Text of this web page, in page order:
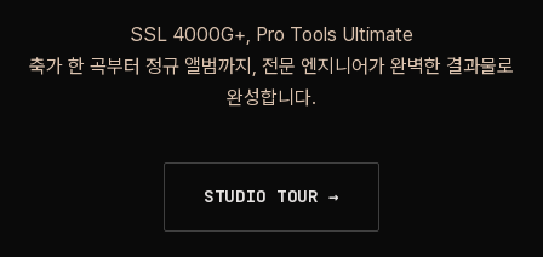
SSL 4000G+, Pro Tools Ultimate
축가 한 곡부터 정규 앨범까지, 전문 엔지니어가 완벽한 결과물로
완성합니다.
STUDIO TOUR →